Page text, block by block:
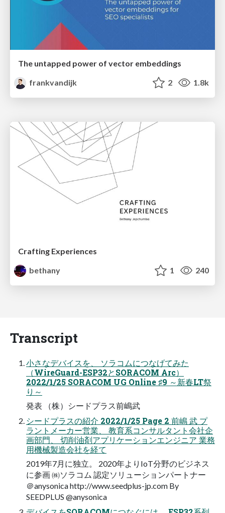
The untapped power of vector embeddings
frankvandijk
2 1.8k
Crafting Experiences
bethany
1 240
Transcript
小さなデバイスを、 ソラコムにつなげてみた
（WireGuard-ESP32とSORACOM Arc）
2022/1/25 SORACOM UG Online ♯9 ～新春LT祭
り～
発表 （株）シードプラス前嶋武
シードプラスの紹介 2022/1/25 Page 2 前嶋 武 プ
ラントメーカー営業、 教育系コンサルタント会社企
画部門、 切削油剤アプリケーションエンジニア 業務
用機械製造会社を経て
2019年7月に独立。 2020年よりIoT分野のビジネス
に参画 ㈱ソラコム 認定ソリューションパートナー
＠anysonica http://www.seedplus-jp.com By
SEEDPLUS @anysonica